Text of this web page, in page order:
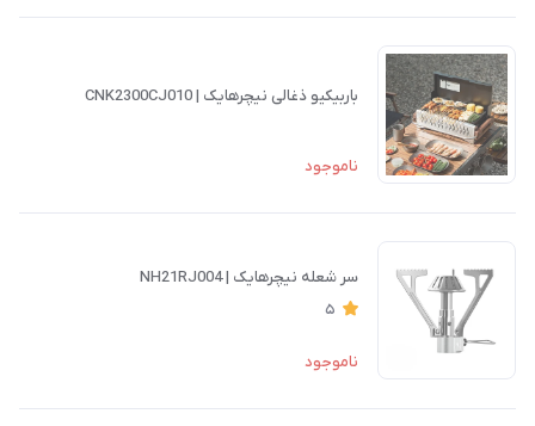
باربیکیو ذغالی نیچرهایک | CNK2300CJ010
ناموجود
سر شعله نیچرهایک | NH21RJ004
5
ناموجود